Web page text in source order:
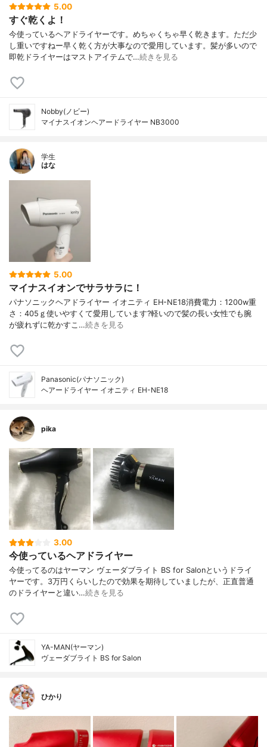
5.00
すぐ乾くよ！
今使っているヘアドライヤーです。めちゃくちゃ早く乾きます。ただ少
し重いですねー早く乾く方が大事なので愛用しています。髪が多いので
即乾ドライヤーはマストアイテムで…続きを見る
Nobby(ノビー)
マイナスイオンヘアードライヤー NB3000
学生
はな
5.00
マイナスイオンでサラサラに！
パナソニックヘアドライヤー イオニティ EH-NE18消費電力：1200w重
さ：405ｇ使いやすくて愛用しています?軽いので髪の長い女性でも腕
が疲れずに乾かすこ…続きを見る
Panasonic(パナソニック)
ヘアードライヤー イオニティ EH-NE18
pika
3.00
今使っているヘアドライヤー
今使ってるのはヤーマン ヴェーダブライト BS for Salonというドライ
ヤーです。3万円くらいしたので効果を期待していましたが、正直普通
のドライヤーと違い…続きを見る
YA-MAN(ヤーマン)
ヴェーダブライト BS for Salon
ひかり